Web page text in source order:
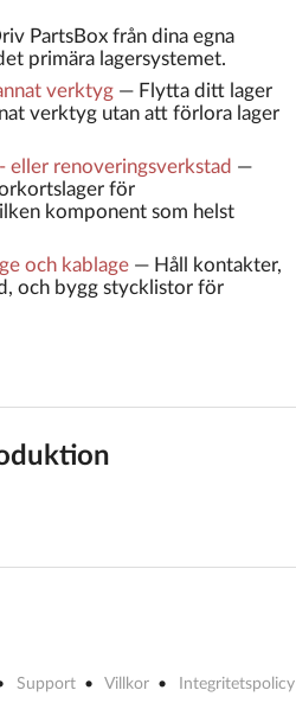
PartsBox från dina egna
primära lagersystemet.
verktyg— Flytta ditt lager
verktyg utan att förlora lager
eller renoveringsverkstad —
för
komponent som helst
och kablage— Håll kontakter,
och bygg stycklistor för
Support Villkor Integritetspolicy